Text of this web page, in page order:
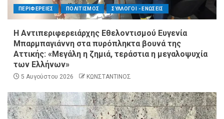
ΠΕΡΙΦΕΡΕΙΕΣ ΠΟΛΙΤΙΣΜΟΣ ΣΥΛΛΟΓΟΙ - ΕΝΩΣΕΙΣ
Η Αντιπεριφερειάρχης Εθελοντισμού Ευγενία
Μπαρμπαγιάννη στα πυρόπληκτα βουνά της
Αττικής: «Μεγάλη η ζημιά, τεράστια η μεγαλοψυχία
των Ελλήνων»
5 Αυγούστου 2026 ΚΩΝΣΤΑΝΤΙΝΟΣ